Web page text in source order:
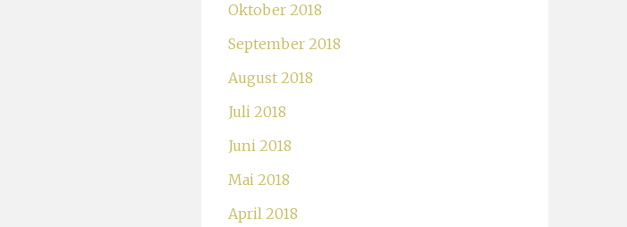
Oktober 2018
September 2018
August 2018
Juli 2018
Juni 2018
Mai 2018
April 2018